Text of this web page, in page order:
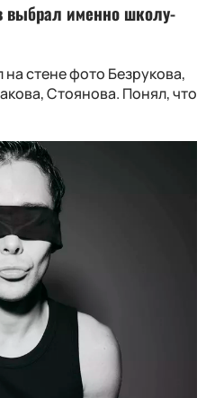
выбрал именно школу-
стене фото Безрукова,
Стоянова. Понял, что